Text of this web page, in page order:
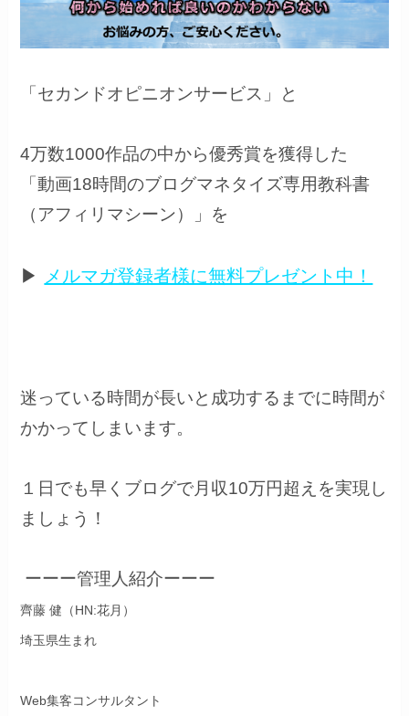
「 セカンドオピニオンサービス 」と
4万数1000作品の中から優秀賞を獲得した
「動画18時間のブログマネタイズ専用教科書
（アフィリマシーン）
」を
▶ メルマガ登録者様に無料プレゼント中！
迷っている時間が長いと成功するまでに時間が
かかってしまいます。
１日でも早くブログで月収10万円超えを実現し
ましょう！
ーーー管理人紹介ーーー
齊藤 健（HN:花月）
埼玉県生まれ
Web集客コンサルタント